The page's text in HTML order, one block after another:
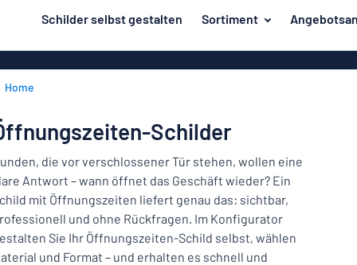
springen
Schilder selbst gestalten Sortiment
Herstellung
Haus und Heim
Kennzeichnung
Namensschilder
Aufkleber
Verkehr und Fahrzeuge
Holzschilder
Unsere
Bestseller
Material
Herstellung
Haus
und
entwerfen
Home
Schilder
die vor verschlossener Tür stehen, wollen eine
Antwort – wann öffnet das Geschäft wieder? Ein
mit Öffnungszeiten liefert genau das: sichtbar,
und ohne Rückfragen. Im Konfigurator
Sie Ihr Öffnungszeiten-Schild selbst, wählen
und Format – und erhalten es schnell und